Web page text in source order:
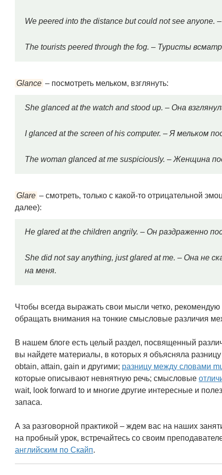
We peered into the distance but could not see
The tourists peered through the fog. – Туристы
Glance – посмотреть мельком, взглянуть:
She glanced at the watch and stood up. – Она
I glanced at the screen of his computer. – Я мельком
The woman glanced at me suspiciously. – Женщина
Glare – смотреть, только с какой-то отрицательной
далее):
He glared at the children angrily. – Он раздраженно
She did not say anything, just glared at me. – Она не
на меня.
Чтобы всегда выражать свои мысли четко,
обращать внимания на тонкие смысловые различия
В нашем блоге есть целый раздел, посвященный
вы найдете материалы, в которых я объясняла
obtain, attain, gain и другими; разницу между словами
которые описывают невнятную речь; смысловые
wait, look forward to и многие другие интересные и
запаса.
А за разговорной практикой – ждем вас на наших
на пробный урок, встречайтесь со своим
английским по Скайп.